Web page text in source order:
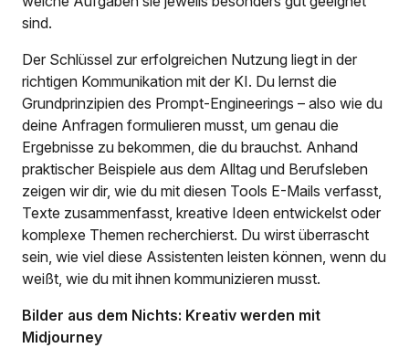
sind.
Der Schlüssel zur erfolgreichen Nutzung liegt in der
richtigen Kommunikation mit der KI. Du lernst die
Grundprinzipien des Prompt-Engineerings – also wie du
deine Anfragen formulieren musst, um genau die
Ergebnisse zu bekommen, die du brauchst. Anhand
praktischer Beispiele aus dem Alltag und Berufsleben
zeigen wir dir, wie du mit diesen Tools E-Mails verfasst,
Texte zusammenfasst, kreative Ideen entwickelst oder
komplexe Themen recherchierst. Du wirst überrascht
sein, wie viel diese Assistenten leisten können, wenn du
weißt, wie du mit ihnen kommunizieren musst.
Bilder aus dem Nichts: Kreativ werden mit
Midjourney